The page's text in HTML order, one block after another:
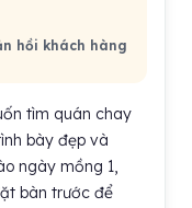
hồi khách hàng
tìm quán chay
bày đẹp và
ngày mồng 1,
bàn trước để